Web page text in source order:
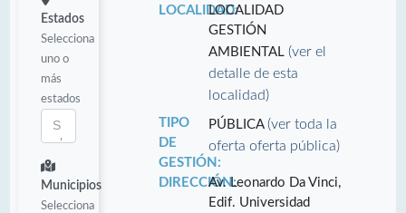
Estados
Selecciona
uno o
más
estados
Municipios
Selecciona
LOCALIDAD:LOCALIDAD
GESTIÓN
AMBIENTAL(ver el
detalle de esta
localidad)
TIPO
DE
GESTIÓN:
PÚBLICA(ver toda la
oferta oferta pública)
DIRECCIÓN:Av. Leonardo Da Vinci,
Edif. Universidad